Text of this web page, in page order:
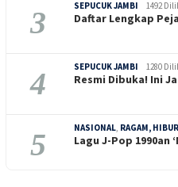
3 SEPUCUK JAMBI 1492
Daftar Lengkap
4 SEPUCUK JAMBI 1280
Resmi Dibuka! Ini
5 NASIONAL, RAGAM,
Lagu J-Pop 1990an